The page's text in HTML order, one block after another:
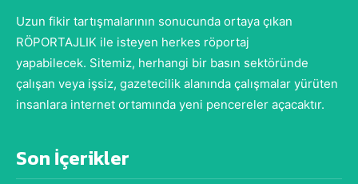
Uzun fikir tartışmalarının sonucunda ortaya çıkan
RÖPORTAJLIK ile isteyen herkes röportaj
yapabilecek. Sitemiz, herhangi bir basın sektöründe
çalışan veya işsiz, gazetecilik alanında çalışmalar yürüten
insanlara internet ortamında yeni pencereler açacaktır.
Son İçerikler